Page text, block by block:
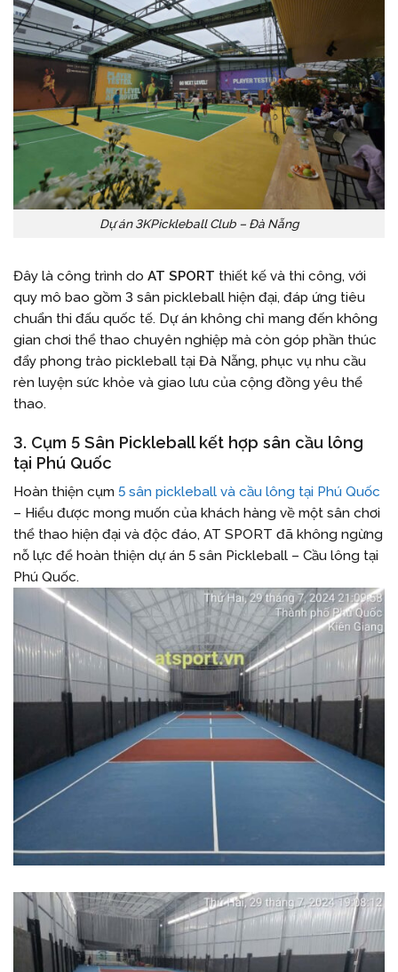
Dự án 3KPickleball Club – Đà Nẵng
Đây là công trình do AT SPORT thiết kế và thi công, với
quy mô bao gồm 3 sân pickleball hiện đại, đáp ứng tiêu
chuẩn thi đấu quốc tế. Dự án không chỉ mang đến không
gian chơi thể thao chuyên nghiệp mà còn góp phần thúc
đẩy phong trào pickleball tại Đà Nẵng, phục vụ nhu cầu
rèn luyện sức khỏe và giao lưu của cộng đồng yêu thể
thao.
3. Cụm 5 Sân Pickleball kết hợp sân cầu lông
tại Phú Quốc
Hoàn thiện cụm 5 sân pickleball và cầu lông tại Phú Quốc
– Hiểu được mong muốn của khách hàng về một sân chơi
thể thao hiện đại và độc đáo, AT SPORT đã không ngừng
nỗ lực để hoàn thiện dự án 5 sân Pickleball – Cầu lông tại
Phú Quốc.